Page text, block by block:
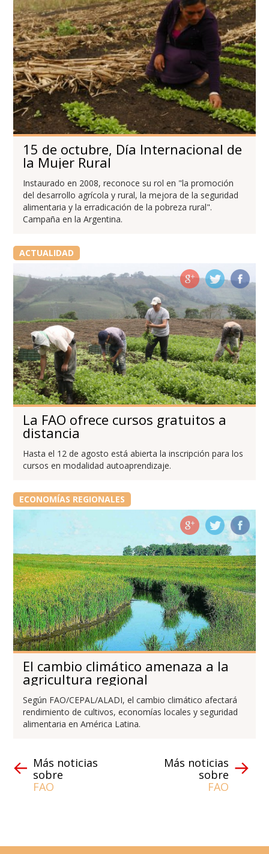
15 de octubre, Día Internacional de
la Mujer Rural
Instaurado en 2008, reconoce su rol en "la promoción
del desarrollo agrícola y rural, la mejora de la seguridad
alimentaria y la erradicación de la pobreza rural".
Campaña en la Argentina.
ACTUALIDAD
La FAO ofrece cursos gratuitos a
distancia
Hasta el 12 de agosto está abierta la inscripción para los
cursos en modalidad autoaprendizaje.
ECONOMÍAS REGIONALES
El cambio climático amenaza a la
agricultura regional
Según FAO/CEPAL/ALADI, el cambio climático afectará
rendimiento de cultivos, economías locales y seguridad
alimentaria en América Latina.
Más noticias
sobre
FAO
Más noticias
sobre
FAO